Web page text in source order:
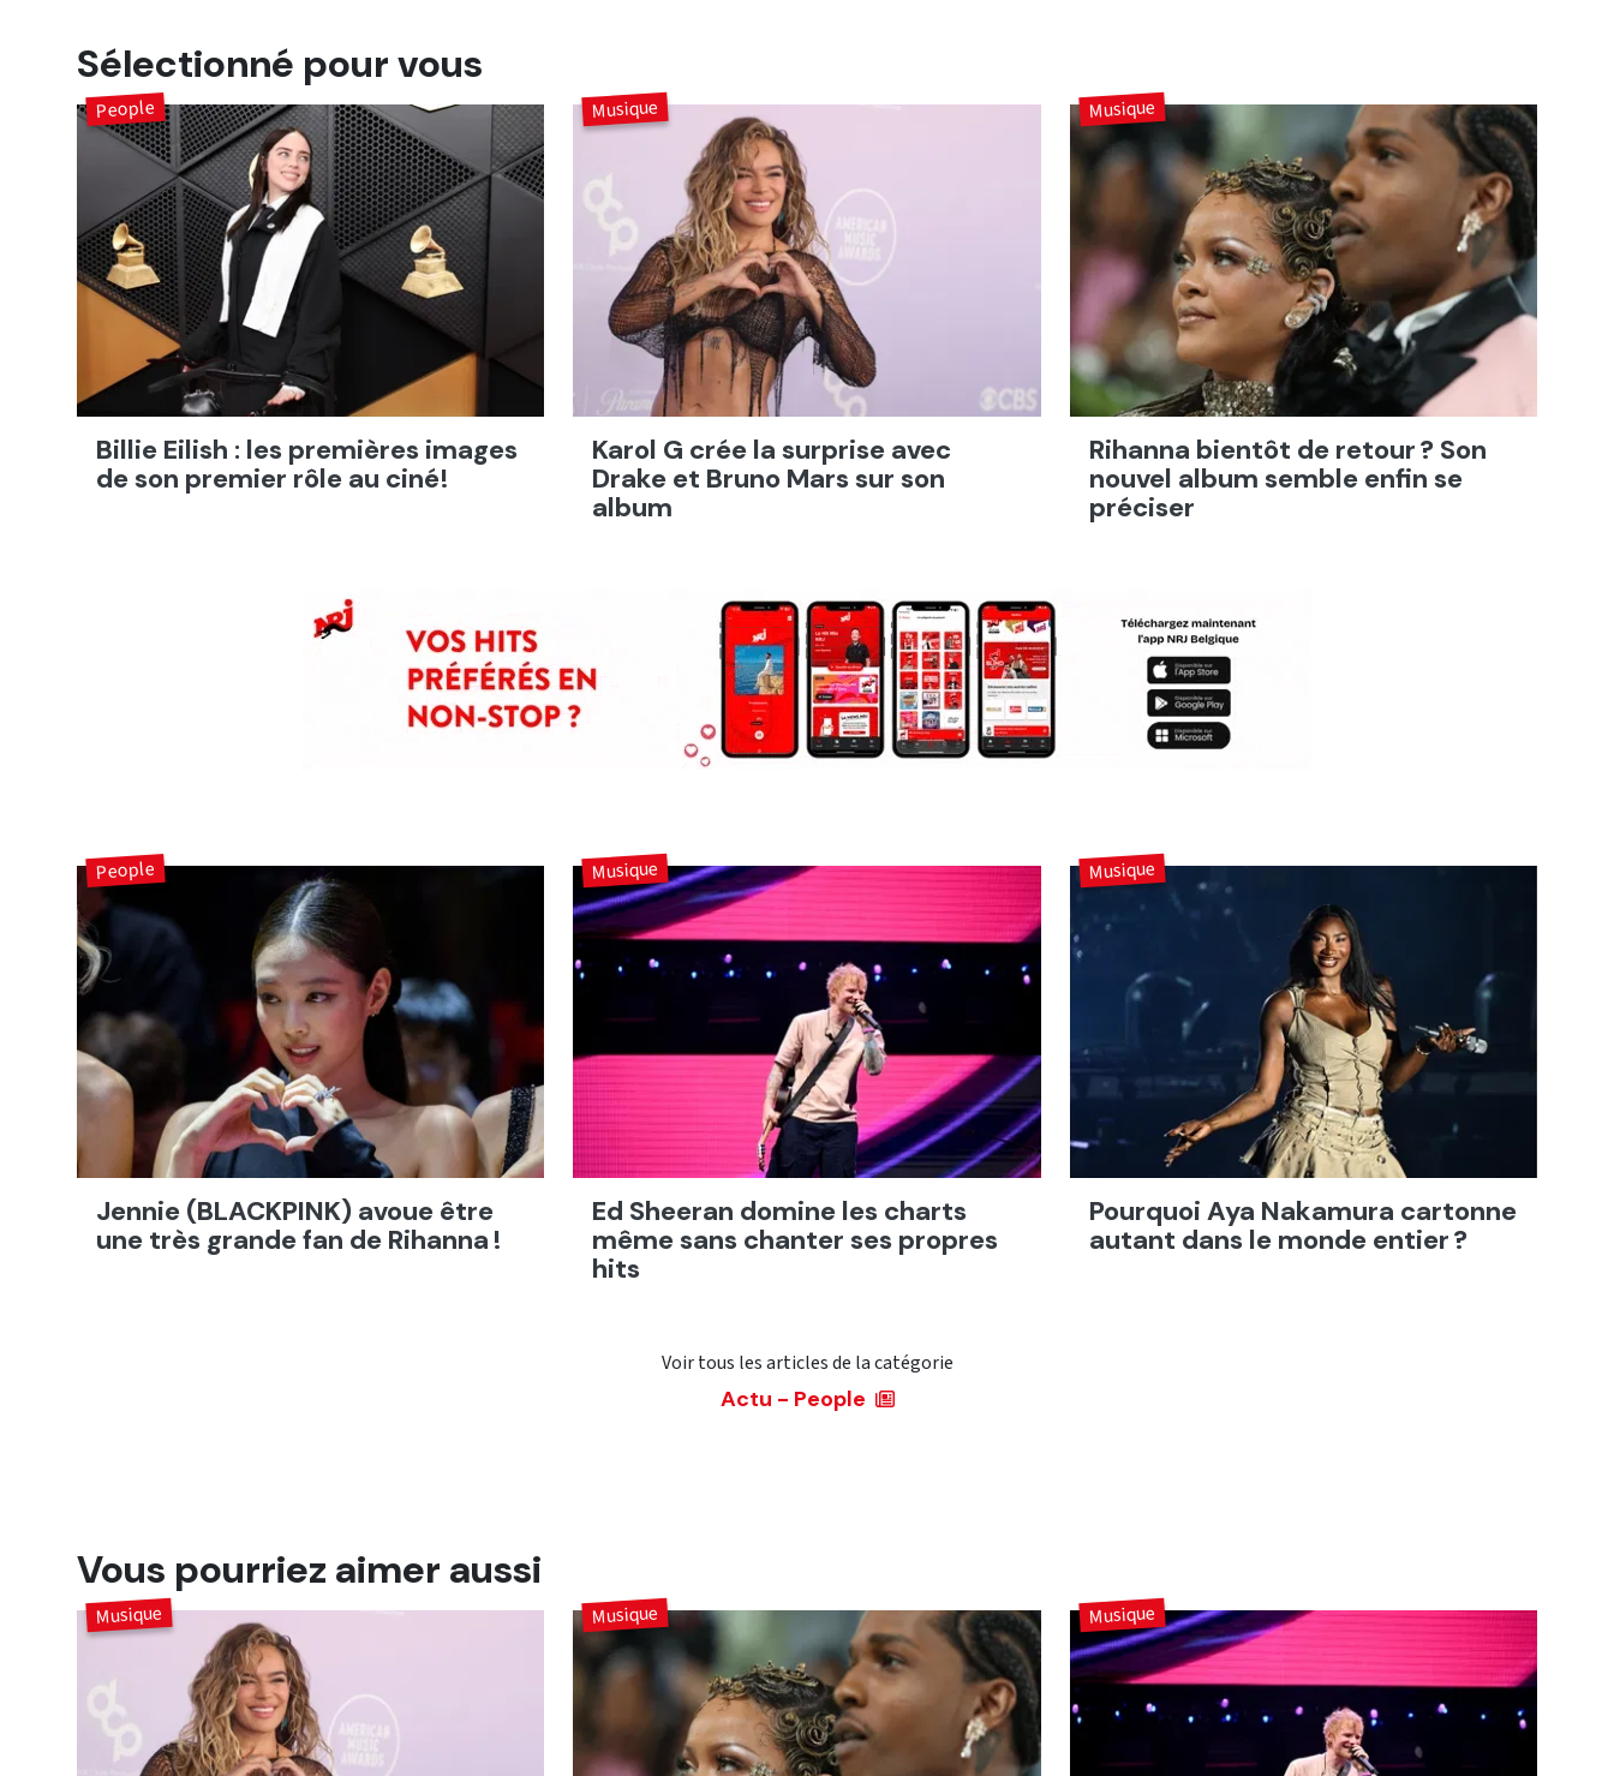
Sélectionné pour vous
Billie Eilish : les premières images
de son premier rôle au ciné!
People
Karol G crée la surprise avec
Drake et Bruno Mars sur son
album
Musique
Rihanna bientôt de retour ? Son
nouvel album semble enfin se
préciser
Musique
Jennie (BLACKPINK) avoue être
une très grande fan de Rihanna !
People
Ed Sheeran domine les charts
même sans chanter ses propres
hits
Musique
Pourquoi Aya Nakamura cartonne
autant dans le monde entier ?
Musique
Voir tous les articles de la catégorie
Actu - People
Vous pourriez aimer aussi
Musique Musique Musique